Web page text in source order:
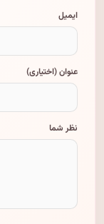
ایمیل
عنوان (اختیاری)
نظر شما